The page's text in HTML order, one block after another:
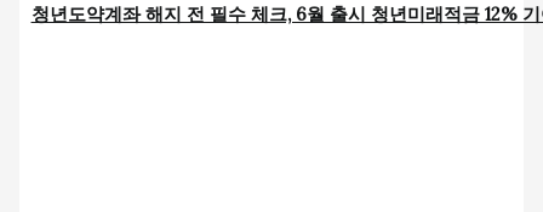
청년도약계좌 해지 전 필수 체크, 6월 출시 청년미래적금 12%